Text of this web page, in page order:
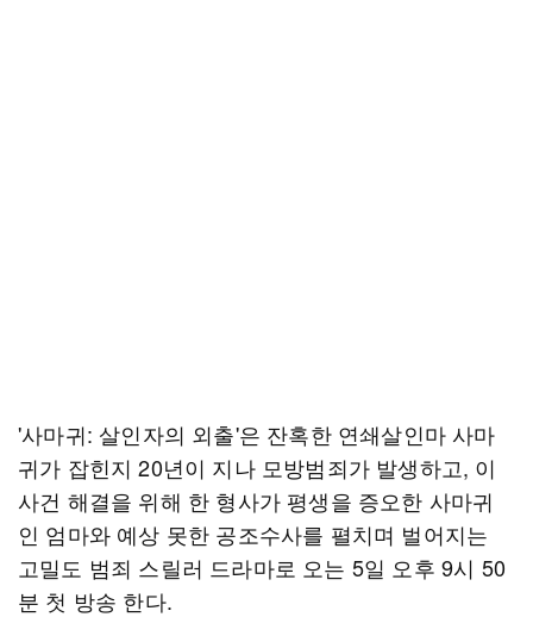
'사마귀: 살인자의 외출'은 잔혹한 연쇄살인마 사마
귀가 잡힌지 20년이 지나 모방범죄가 발생하고, 이
사건 해결을 위해 한 형사가 평생을 증오한 사마귀
인 엄마와 예상 못한 공조수사를 펼치며 벌어지는
고밀도 범죄 스릴러 드라마로 오는 5일 오후 9시 50
분 첫 방송 한다.